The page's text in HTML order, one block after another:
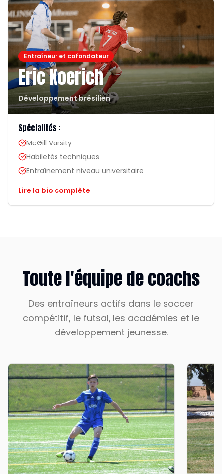
Entraîneur et cofondateur
Eric Koerich
Développement brésilien
Spécialités :
McGill Varsity
Habiletés techniques
Entraînement niveau universitaire
Lire la bio complète
Toute l'équipe de coachs
Des entraîneurs actifs dans le soccer
compétitif, le futsal, les académies et le
développement jeunesse.